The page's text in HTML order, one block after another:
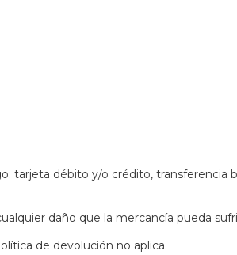
tarjeta débito y/o crédito, transferencia
daño que la mercancía pueda
de devolución no aplica.